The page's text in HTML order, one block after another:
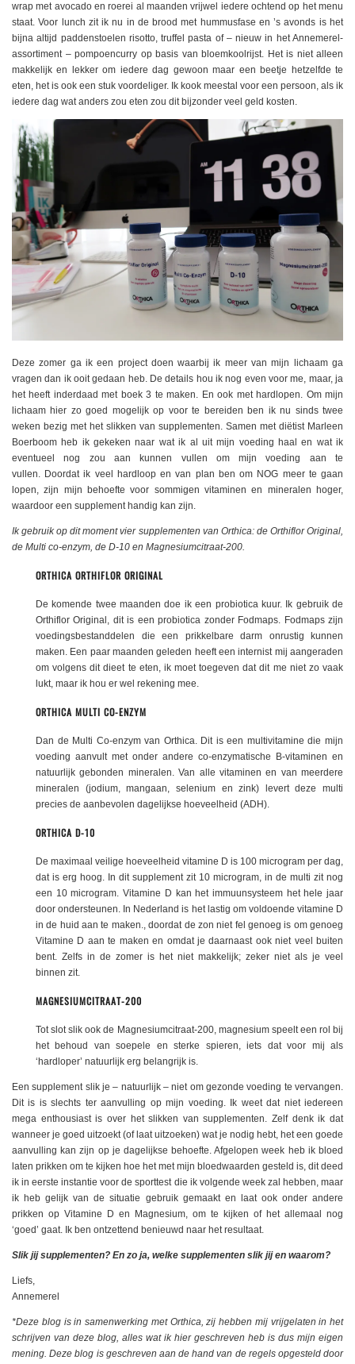
wrap met avocado en roerei al maanden vrijwel iedere ochtend op het menu
staat. Voor lunch zit ik nu in de brood met hummusfase en ’s avonds is het
bijna altijd paddenstoelen risotto, truffel pasta of – nieuw in het Annemerel-
assortiment – pompoencurry op basis van bloemkoolrijst. Het is niet alleen
makkelijk en lekker om iedere dag gewoon maar een beetje hetzelfde te
eten, het is ook een stuk voordeliger. Ik kook meestal voor een persoon, als ik
iedere dag wat anders zou eten zou dit bijzonder veel geld kosten.
Deze zomer ga ik een project doen waarbij ik meer van mijn lichaam ga
vragen dan ik ooit gedaan heb. De details hou ik nog even voor me, maar, ja
het heeft inderdaad met boek 3 te maken. En ook met hardlopen. Om mijn
lichaam hier zo goed mogelijk op voor te bereiden ben ik nu sinds twee
weken bezig met het slikken van supplementen. Samen met diëtist Marleen
Boerboom heb ik gekeken naar wat ik al uit mijn voeding haal en wat ik
eventueel nog zou aan kunnen vullen om mijn voeding aan te
vullen. Doordat ik veel hardloop en van plan ben om NOG meer te gaan
lopen, zijn mijn behoefte voor sommigen vitaminen en mineralen hoger,
waardoor een supplement handig kan zijn.
Ik gebruik op dit moment vier supplementen van Orthica: de Orthiflor Original,
de Multi co-enzym, de D-10 en Magnesiumcitraat-200.
ORTHICA ORTHIFLOR ORIGINAL
De komende twee maanden doe ik een probiotica kuur. Ik gebruik de
Orthiflor Original, dit is een probiotica zonder Fodmaps. Fodmaps zijn
voedingsbestanddelen die een prikkelbare darm onrustig kunnen
maken. Een paar maanden geleden heeft een internist mij aangeraden
om volgens dit dieet te eten, ik moet toegeven dat dit me niet zo vaak
lukt, maar ik hou er wel rekening mee.
ORTHICA MULTI CO-ENZYM
Dan de Multi Co-enzym van Orthica. Dit is een multivitamine die mijn
voeding aanvult met onder andere co-enzymatische B-vitaminen en
natuurlijk gebonden mineralen. Van alle vitaminen en van meerdere
mineralen (jodium, mangaan, selenium en zink) levert deze multi
precies de aanbevolen dagelijkse hoeveelheid (ADH).
ORTHICA D-10
De maximaal veilige hoeveelheid vitamine D is 100 microgram per dag,
dat is erg hoog. In dit supplement zit 10 microgram, in de multi zit nog
een 10 microgram. Vitamine D kan het immuunsysteem het hele jaar
door ondersteunen. In Nederland is het lastig om voldoende vitamine D
in de huid aan te maken., doordat de zon niet fel genoeg is om genoeg
Vitamine D aan te maken en omdat je daarnaast ook niet veel buiten
bent. Zelfs in de zomer is het niet makkelijk; zeker niet als je veel
binnen zit.
MAGNESIUMCITRAAT-200
Tot slot slik ook de Magnesiumcitraat-200, magnesium speelt een rol bij
het behoud van soepele en sterke spieren, iets dat voor mij als
‘hardloper’ natuurlijk erg belangrijk is.
Een supplement slik je – natuurlijk – niet om gezonde voeding te vervangen.
Dit is is slechts ter aanvulling op mijn voeding. Ik weet dat niet iedereen
mega enthousiast is over het slikken van supplementen. Zelf denk ik dat
wanneer je goed uitzoekt (of laat uitzoeken) wat je nodig hebt, het een goede
aanvulling kan zijn op je dagelijkse behoefte. Afgelopen week heb ik bloed
laten prikken om te kijken hoe het met mijn bloedwaarden gesteld is, dit deed
ik in eerste instantie voor de sporttest die ik volgende week zal hebben, maar
ik heb gelijk van de situatie gebruik gemaakt en laat ook onder andere
prikken op Vitamine D en Magnesium, om te kijken of het allemaal nog
‘goed’ gaat. Ik ben ontzettend benieuwd naar het resultaat.
Slik jij supplementen? En zo ja, welke supplementen slik jij en waarom?
Liefs,
Annemerel
*Deze blog is in samenwerking met Orthica, zij hebben mij vrijgelaten in het
schrijven van deze blog, alles wat ik hier geschreven heb is dus mijn eigen
mening. Deze blog is geschreven aan de hand van de regels opgesteld door